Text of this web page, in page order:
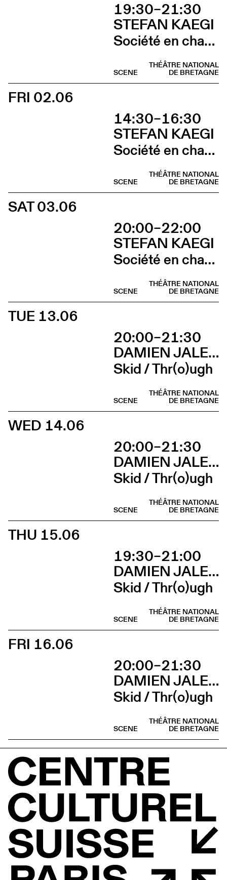
19:30–21:30
STEFAN KAEGI
Société en chantier
THÉÂTRE NATIONAL
DE BRETAGNE
SCENE
FRI 02.06
14:30–16:30
STEFAN KAEGI
Société en chantier
THÉÂTRE NATIONAL
DE BRETAGNE
SCENE
SAT 03.06
20:00–22:00
STEFAN KAEGI
Société en chantier
THÉÂTRE NATIONAL
DE BRETAGNE
SCENE
TUE 13.06
20:00–21:30
DAMIEN JALET BALLET DU GRAND THÉÂTRE DE GENÈVE
Skid / Thr(o)ugh
THÉÂTRE NATIONAL
DE BRETAGNE
SCENE
WED 14.06
20:00–21:30
DAMIEN JALET BALLET DU GRAND THÉÂTRE DE GENÈVE
Skid / Thr(o)ugh
THÉÂTRE NATIONAL
DE BRETAGNE
SCENE
THU 15.06
19:30–21:00
DAMIEN JALET BALLET DU GRAND THÉÂTRE DE GENÈVE
Skid / Thr(o)ugh
THÉÂTRE NATIONAL
DE BRETAGNE
SCENE
FRI 16.06
20:00–21:30
DAMIEN JALET BALLET DU GRAND THÉÂTRE DE GENÈVE
Skid / Thr(o)ugh
THÉÂTRE NATIONAL
DE BRETAGNE
SCENE